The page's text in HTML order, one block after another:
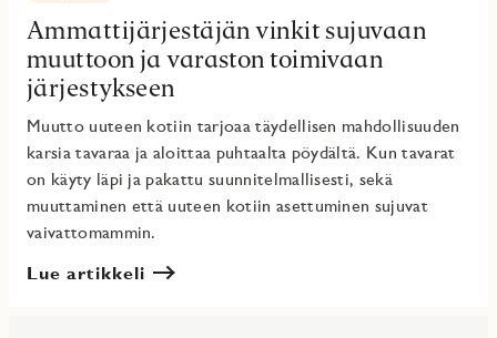
Ammattijärjestäjän vinkit sujuvaan
muuttoon ja varaston toimivaan
järjestykseen
Muutto uuteen kotiin tarjoaa täydellisen mahdollisuuden
karsia tavaraa ja aloittaa puhtaalta pöydältä. Kun tavarat
on käyty läpi ja pakattu suunnitelmallisesti, sekä
muuttaminen että uuteen kotiin asettuminen sujuvat
vaivattomammin.
Lue artikkeli